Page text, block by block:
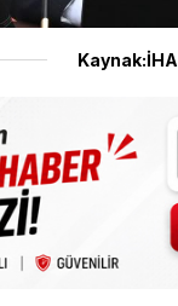
Kaynak:İHA